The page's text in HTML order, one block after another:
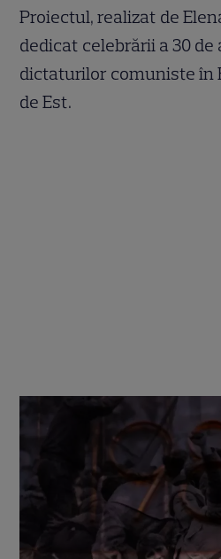
Proiectul, realizat de
dedicat celebrării a 30 de
dictaturilor comuniste în
de Est.